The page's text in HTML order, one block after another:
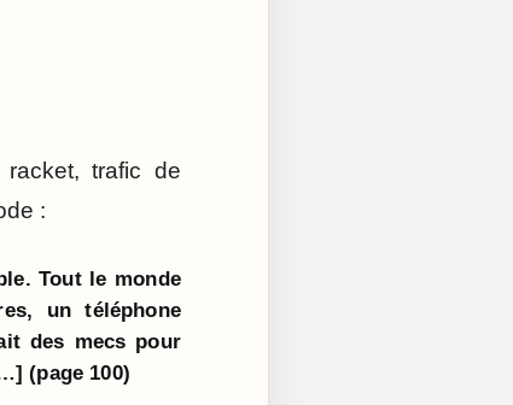
trafic de
:
Tout le monde
un téléphone
des mecs pour
(page 100)